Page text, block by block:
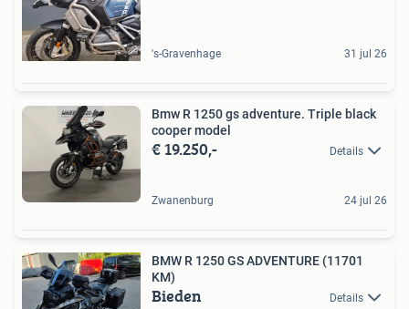
's-Gravenhage 31 jul 26
Bmw R 1250 gs adventure. Triple black
cooper model
€ 19.250,- Details
Zwanenburg 24 jul 26
BMW R 1250 GS ADVENTURE (11701
KM)
Bieden Details